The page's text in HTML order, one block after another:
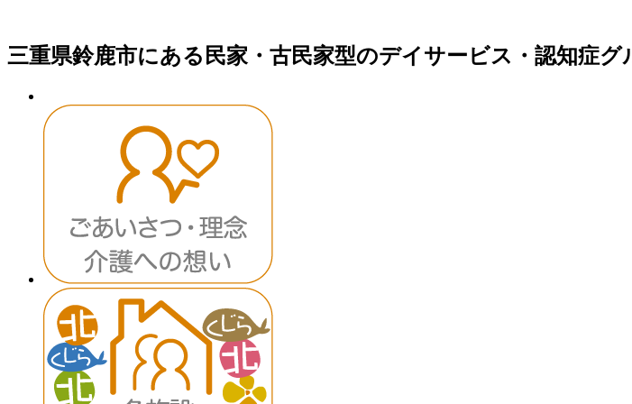
三重県鈴鹿市にある民家・古民家型のデイサービス・認知症グ